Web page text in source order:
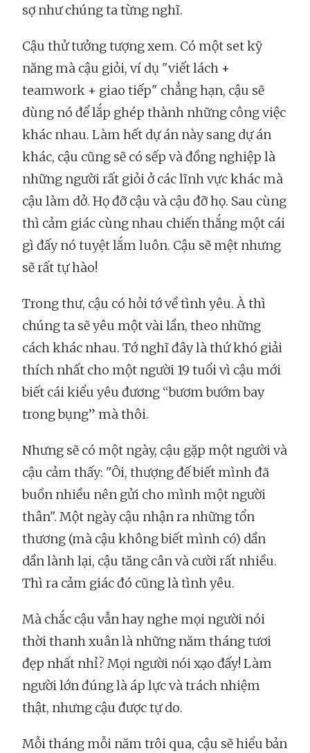
sợ như chúng ta từng nghĩ.
Cậu thử tưởng tượng xem. Có một set kỹ
năng mà cậu giỏi, ví dụ "viết lách +
teamwork + giao tiếp" chẳng hạn, cậu sẽ
dùng nó để lắp ghép thành những công việc
khác nhau. Làm hết dự án này sang dự án
khác, cậu cũng sẽ có sếp và đồng nghiệp là
những người rất giỏi ở các lĩnh vực khác mà
cậu làm dở. Họ đỡ cậu và cậu đỡ họ. Sau cùng
thì cảm giác cùng nhau chiến thắng một cái
gì đấy nó tuyệt lắm luôn. Cậu sẽ mệt nhưng
sẽ rất tự hào!
Trong thư, cậu có hỏi tớ về tình yêu. À thì
chúng ta sẽ yêu một vài lần, theo những
cách khác nhau. Tớ nghĩ đây là thứ khó giải
thích nhất cho một người 19 tuổi vì cậu mới
biết cái kiểu yêu đương “bươm bướm bay
trong bụng” mà thôi.
Nhưng sẽ có một ngày, cậu gặp một người và
cậu cảm thấy: "Ôi, thượng đế biết mình đã
buồn nhiều nên gửi cho mình một người
thân". Một ngày cậu nhận ra những tổn
thương (mà cậu không biết mình có) dần
dần lành lại, cậu tăng cân và cười rất nhiều.
Thì ra cảm giác đó cũng là tình yêu.
Mà chắc cậu vẫn hay nghe mọi người nói
thời thanh xuân là những năm tháng tươi
đẹp nhất nhỉ? Mọi người nói xạo đấy! Làm
người lớn đúng là áp lực và trách nhiệm
thật, nhưng cậu được tự do.
Mỗi tháng mỗi năm trôi qua, cậu sẽ hiểu bản